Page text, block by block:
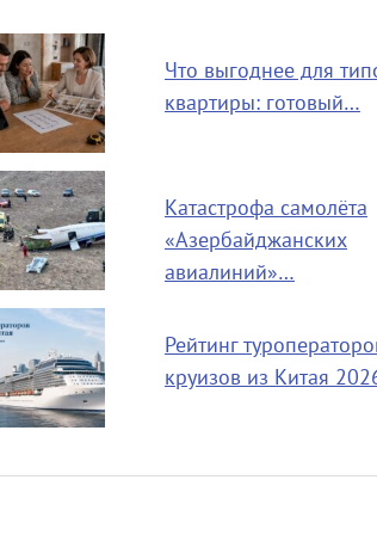
Что выгоднее для
квартиры: готовый…
Катастрофа самолёта
«Азербайджанских
авиалиний»…
Рейтинг
круизов из Китая